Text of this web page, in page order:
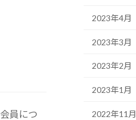
会員につ
2023年4月
2023年3月
2023年2月
2023年1月
2022年11月